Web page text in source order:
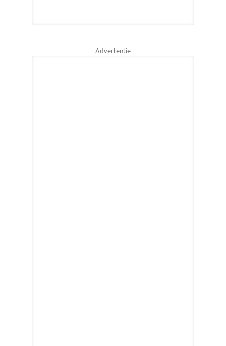
Advertentie